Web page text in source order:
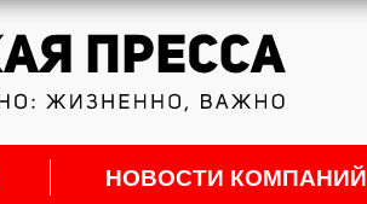
НОВОСТИ КОМПАНИЙ